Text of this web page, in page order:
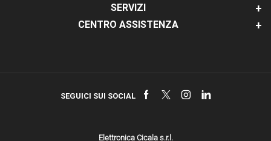
SERVIZI
CENTRO ASSISTENZA
SEGUICI SUI SOCIAL Facebook
TwitterInstagram
Linkedin
Elettronica Cicala s.r.l.